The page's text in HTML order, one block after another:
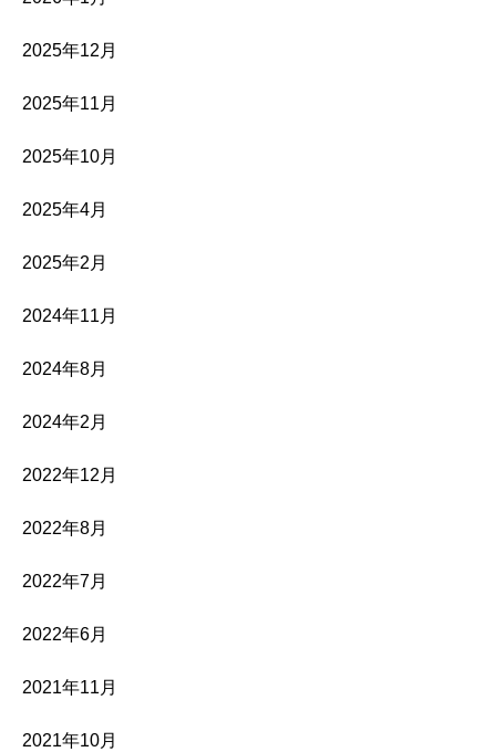
2025年12月
2025年11月
2025年10月
2025年4月
2025年2月
2024年11月
2024年8月
2024年2月
2022年12月
2022年8月
2022年7月
2022年6月
2021年11月
2021年10月